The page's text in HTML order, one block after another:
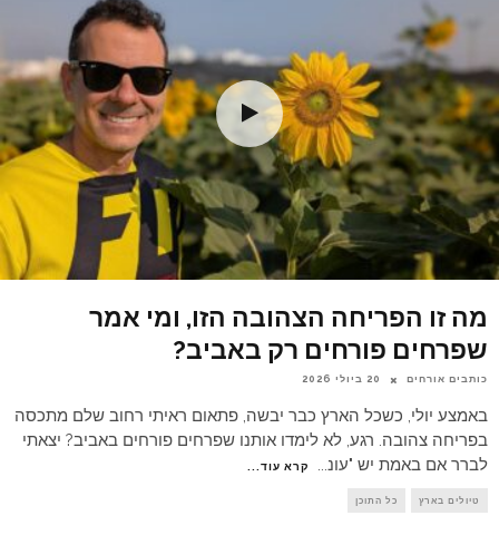
מה זו הפריחה הצהובה הזו, ומי אמר
שפרחים פורחים רק באביב?
כותבים אורחים 20 ביולי 2026
באמצע יולי, כשכל הארץ כבר יבשה, פתאום ראיתי רחוב שלם מתכסה
בפריחה צהובה. רגע, לא לימדו אותנו שפרחים פורחים באביב? יצאתי
לברר אם באמת יש "עונ... קרא עוד...
טיולים בארץ כל התוכן